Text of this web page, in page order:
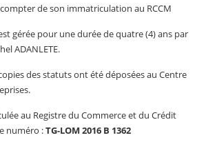
de son immatriculation au RCCM
gérée pour une durée de quatre (4) ans par
ADANLETE.
des statuts ont été déposées au Centre
au Registre du Commerce et du Crédit
numéro :TG-LOM 2016 B 1362